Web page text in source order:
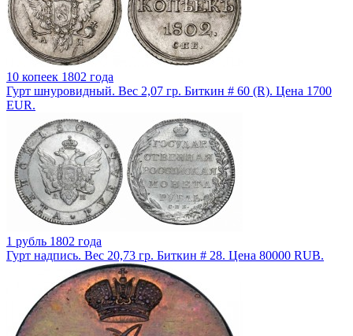
10 копеек 1802 года
Гурт шнуровидный. Вес 2,07 гр. Биткин # 60 (R). Цена 1700
EUR.
1 рубль 1802 года
Гурт надпись. Вес 20,73 гр. Биткин # 28. Цена 80000 RUB.